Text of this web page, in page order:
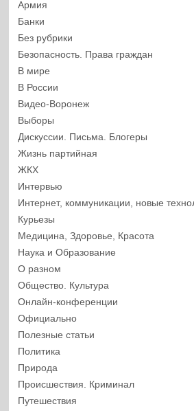
Армия
Банки
Без рубрики
Безопасность. Права граждан
В мире
В России
Видео-Воронеж
Выборы
Дискуссии. Письма. Блогеры
Жизнь партийная
ЖКХ
Интервью
Интернет, коммуникации, новые
Курьезы
Медицина, Здоровье, Красота
Наука и Образование
О разном
Общество. Культура
Онлайн-конференции
Официально
Полезные статьи
Политика
Природа
Происшествия. Криминал
Путешествия